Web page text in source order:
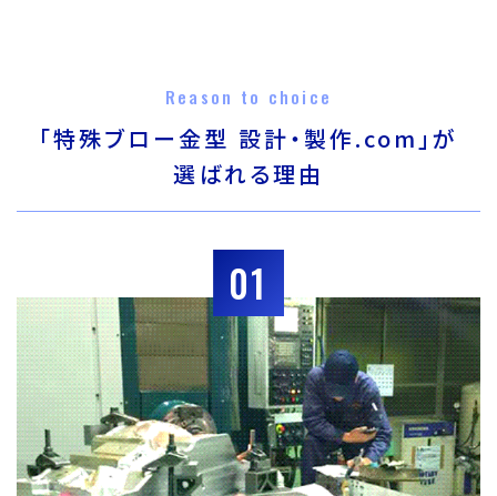
Reason to choice
「特殊ブロー金型 設計・製作.com」が
選ばれる理由
01